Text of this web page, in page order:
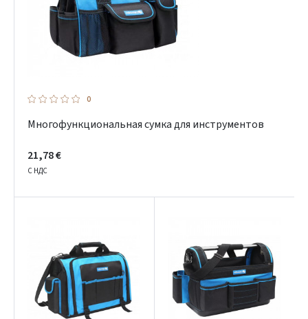
0
Многофункциональная сумка для инструментов
21,78 €
С НДС